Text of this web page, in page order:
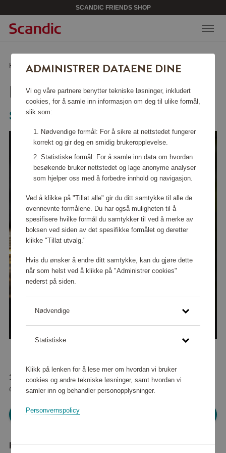
SCANDIC FRIENDS SHOP
Hjem /Verktøy & hage/Solenergi/Lysslynge Glow
LYSSLYNGE GLOW
Star Trading
17 520 poeng
eller
219 kr
Logg inn for å handle
Produktbeskrivelse
ADMINISTRER DATAENE DINE
Vi og våre partnere benytter tekniske løsninger, inkludert
cookies, for å samle inn informasjon om deg til ulike formål,
slik som:
Nødvendige formål: For å sikre at nettstedet fungerer
korrekt og gir deg en smidig brukeropplevelse.
Statistiske formål: For å samle inn data om hvordan
besøkende bruker nettstedet og lage anonyme analyser
som hjelper oss med å forbedre innhold og navigasjon.
Ved å klikke på "Tillat alle" gir du ditt samtykke til alle de
ovennevnte formålene. Du har også muligheten til å
spesifisere hvilke formål du samtykker til ved å merke av
boksen ved siden av det spesifikke formålet og deretter
klikke "Tillat utvalg."
Hvis du ønsker å endre ditt samtykke, kan du gjøre dette
når som helst ved å klikke på "Administrer cookies"
nederst på siden.
Nødvendige
Statistiske
Klikk på lenken for å lese mer om hvordan vi bruker
cookies og andre tekniske løsninger, samt hvordan vi
samler inn og behandler personopplysninger.
Personvernspolicy